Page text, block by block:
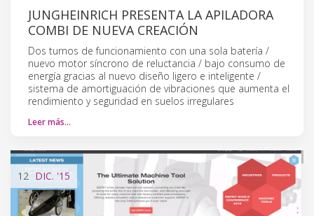
JUNGHEINRICH PRESENTA LA APILADORA
COMBI DE NUEVA CREACIÓN
Dos turnos de funcionamiento con una sola batería /
nuevo motor síncrono de reluctancia / bajo consumo de
energía gracias al nuevo diseño ligero e inteligente /
sistema de amortiguación de vibraciones que aumenta el
rendimiento y seguridad en suelos irregulares
Leer más…
12 DIC. '15